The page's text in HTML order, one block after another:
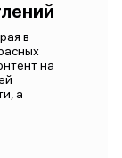
в
на
а